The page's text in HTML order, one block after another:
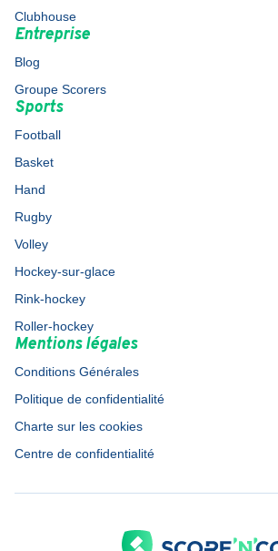
Clubhouse
Entreprise
Blog
Groupe Scorers
Sports
Football
Basket
Hand
Rugby
Volley
Hockey-sur-glace
Rink-hockey
Roller-hockey
Mentions légales
Conditions Générales
Politique de confidentialité
Charte sur les cookies
Centre de confidentialité